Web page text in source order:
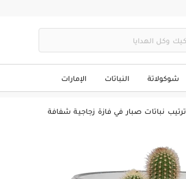
شوكولاتة النباتات الإمارات
ترتيب نباتات صبار في فازة زجاجية شفافة